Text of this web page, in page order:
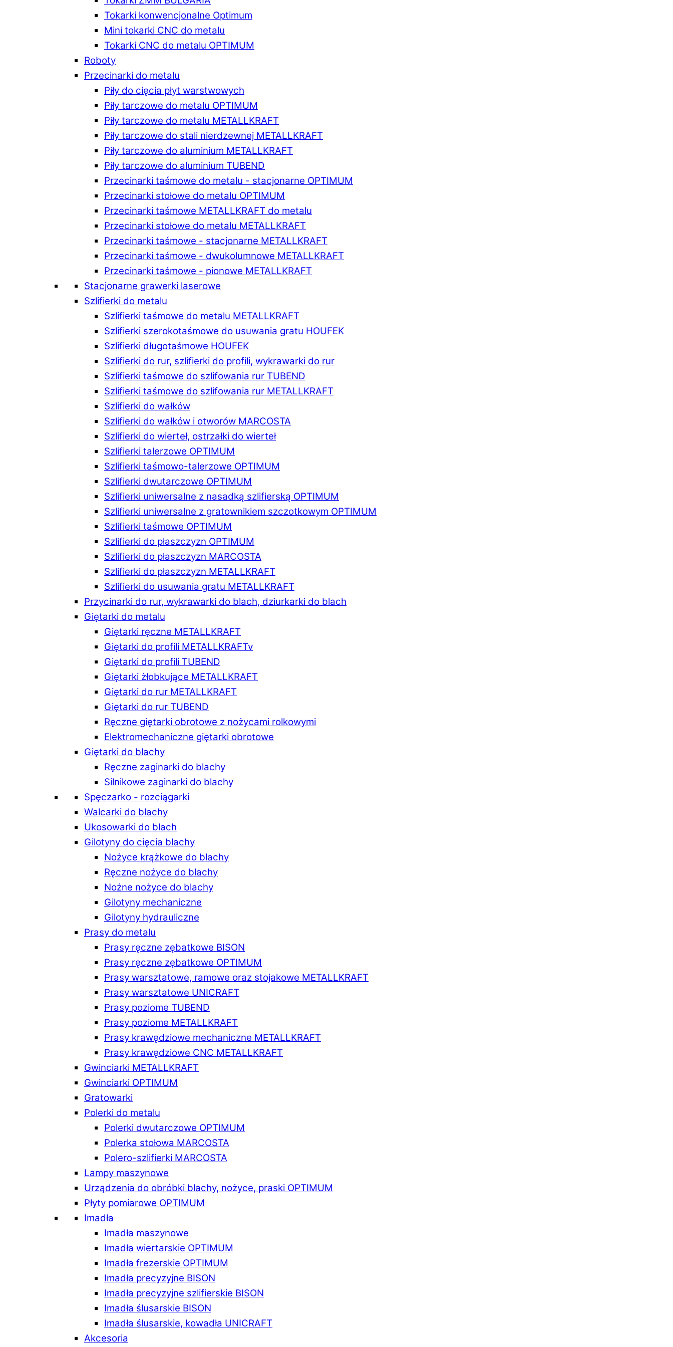
Tokarki konwencjonalne Optimum
Mini tokarki CNC do metalu
Tokarki CNC do metalu OPTIMUM
Roboty
Przecinarki do metalu
Piły do cięcia płyt warstwowych
Piły tarczowe do metalu OPTIMUM
Piły tarczowe do metalu METALLKRAFT
Piły tarczowe do stali nierdzewnej METALLKRAFT
Piły tarczowe do aluminium METALLKRAFT
Piły tarczowe do aluminium TUBEND
Przecinarki taśmowe do metalu - stacjonarne OPTIMUM
Przecinarki stołowe do metalu OPTIMUM
Przecinarki taśmowe METALLKRAFT do metalu
Przecinarki stołowe do metalu METALLKRAFT
Przecinarki taśmowe - stacjonarne METALLKRAFT
Przecinarki taśmowe - dwukolumnowe METALLKRAFT
Przecinarki taśmowe - pionowe METALLKRAFT
Stacjonarne grawerki laserowe
Szlifierki do metalu
Szlifierki taśmowe do metalu METALLKRAFT
Szlifierki szerokotaśmowe do usuwania gratu HOUFEK
Szlifierki długotaśmowe HOUFEK
Szlifierki do rur, szlifierki do profili, wykrawarki do rur
Szlifierki taśmowe do szlifowania rur TUBEND
Szlifierki taśmowe do szlifowania rur METALLKRAFT
Szlifierki do wałków
Szlifierki do wałków i otworów MARCOSTA
Szlifierki do wierteł, ostrzałki do wierteł
Szlifierki talerzowe OPTIMUM
Szlifierki taśmowo-talerzowe OPTIMUM
Szlifierki dwutarczowe OPTIMUM
Szlifierki uniwersalne z nasadką szlifierską OPTIMUM
Szlifierki uniwersalne z gratownikiem szczotkowym OPTIMUM
Szlifierki taśmowe OPTIMUM
Szlifierki do płaszczyzn OPTIMUM
Szlifierki do płaszczyzn MARCOSTA
Szlifierki do płaszczyzn METALLKRAFT
Szlifierki do usuwania gratu METALLKRAFT
Przycinarki do rur, wykrawarki do blach, dziurkarki do blach
Giętarki do metalu
Giętarki ręczne METALLKRAFT
Giętarki do profili METALLKRAFTv
Giętarki do profili TUBEND
Giętarki żłobkujące METALLKRAFT
Giętarki do rur METALLKRAFT
Giętarki do rur TUBEND
Ręczne giętarki obrotowe z nożycami rolkowymi
Elektromechaniczne giętarki obrotowe
Giętarki do blachy
Ręczne zaginarki do blachy
Silnikowe zaginarki do blachy
Spęczarko - rozciągarki
Walcarki do blachy
Ukosowarki do blach
Gilotyny do cięcia blachy
Nożyce krążkowe do blachy
Ręczne nożyce do blachy
Nożne nożyce do blachy
Gilotyny mechaniczne
Gilotyny hydrauliczne
Prasy do metalu
Prasy ręczne zębatkowe BISON
Prasy ręczne zębatkowe OPTIMUM
Prasy warsztatowe, ramowe oraz stojakowe METALLKRAFT
Prasy warsztatowe UNICRAFT
Prasy poziome TUBEND
Prasy poziome METALLKRAFT
Prasy krawędziowe mechaniczne METALLKRAFT
Prasy krawędziowe CNC METALLKRAFT
Gwinciarki METALLKRAFT
Gwinciarki OPTIMUM
Gratowarki
Polerki do metalu
Polerki dwutarczowe OPTIMUM
Polerka stołowa MARCOSTA
Polero-szlifierki MARCOSTA
Lampy maszynowe
Urządzenia do obróbki blachy, nożyce, praski OPTIMUM
Płyty pomiarowe OPTIMUM
Imadła
Imadła maszynowe
Imadła wiertarskie OPTIMUM
Imadła frezerskie OPTIMUM
Imadła precyzyjne BISON
Imadła precyzyjne szlifierskie BISON
Imadła ślusarskie BISON
Imadła ślusarskie, kowadła UNICRAFT
Akcesoria